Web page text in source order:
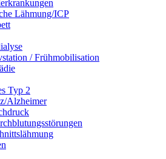
Lähmung/ICP
/ Frühmobilisation
Typ 2
Alzheimer